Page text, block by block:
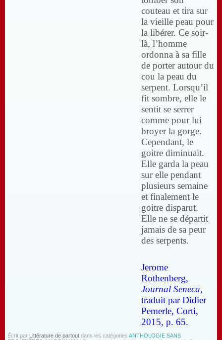
couteau et tira sur
la vieille peau pour
la libérer. Ce soir-
là, l’homme
ordonna à sa fille
de porter autour du
cou la peau du
serpent. Lorsqu’il
fit sombre, elle le
sentit se serrer
comme pour lui
broyer la gorge.
Cependant, le
goitre diminuait.
Elle garda la peau
sur elle pendant
plusieurs semaine
et finalement le
goitre disparut.
Elle ne se départit
jamais de sa peur
des serpents.
Jerome
Rothenberg,
Journal Seneca,
traduit par Didier
Pemerle, Corti,
2015, p. 65.
Écrit par Littérature de partout dans les catégories ANTHOLOGIE SANS